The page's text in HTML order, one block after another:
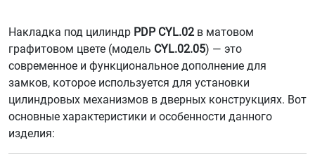
Накладка под цилиндр PDP CYL.02 в матовом
графитовом цвете (модель CYL.02.05) — это
современное и функциональное дополнение для
замков, которое используется для установки
цилиндровых механизмов в дверных конструкциях. Вот
основные характеристики и особенности данного
изделия: